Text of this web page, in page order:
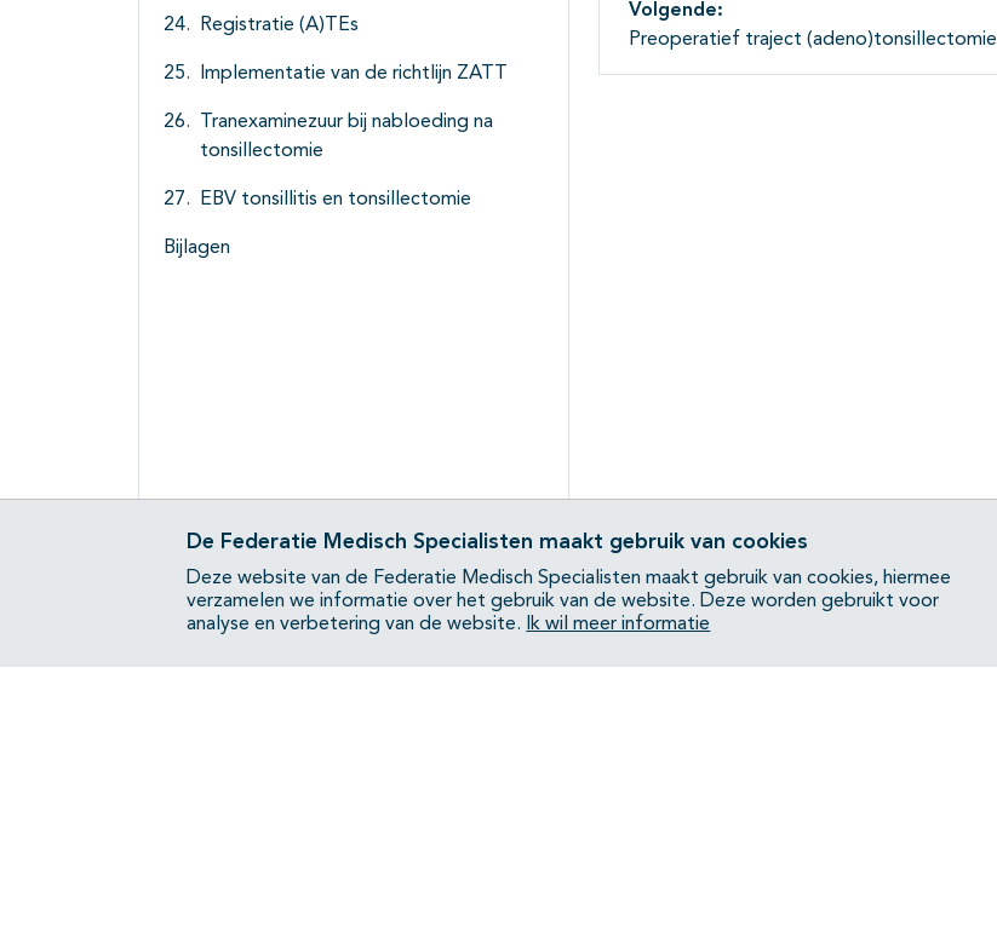
Registratie (A)TEs
Implementatie van de richtlijn ZATT
Tranexaminezuur bij nabloeding na
tonsillectomie
EBV tonsillitis en tonsillectomie
Bijlagen
Volgende:
Preoperatief traject (adeno)tonsillectomie
De Federatie Medisch Specialisten maakt gebruik van cookies
Deze website van de Federatie Medisch Specialisten maakt gebruik van cookies, hiermee
verzamelen we informatie over het gebruik van de website. Deze worden gebruikt voor
analyse en verbetering van de website.
Ik wil meer informatie